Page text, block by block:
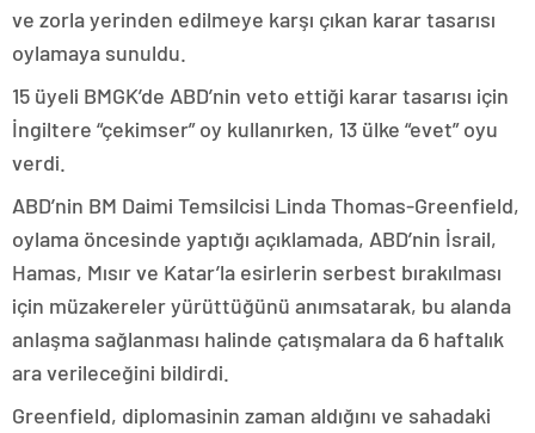
ve zorla yerinden edilmeye karşı çıkan karar tasarısı
oylamaya sunuldu.
15 üyeli BMGK’de ABD’nin veto ettiği karar tasarısı için
İngiltere “çekimser” oy kullanırken, 13 ülke “evet” oyu
verdi.
ABD’nin BM Daimi Temsilcisi Linda Thomas-Greenfield,
oylama öncesinde yaptığı açıklamada, ABD’nin İsrail,
Hamas, Mısır ve Katar’la esirlerin serbest bırakılması
için müzakereler yürüttüğünü anımsatarak, bu alanda
anlaşma sağlanması halinde çatışmalara da 6 haftalık
ara verileceğini bildirdi.
Greenfield, diplomasinin zaman aldığını ve sahadaki